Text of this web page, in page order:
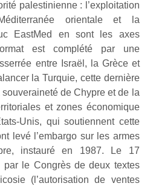
palestinienne : l’exploitation
orientale et la
EastMed en sont les axes
est complété par une
entre Israël, la Grèce et
la Turquie, cette dernière
de Chypre et de la
et zones économique
Unis, qui soutiennent cette
levé l’embargo sur les armes
instauré en 1987. Le 17
par le Congrès de deux textes
(l’autorisation de ventes